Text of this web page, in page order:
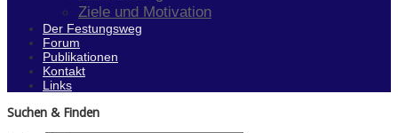
Ziele und Motivation
Der Festungsweg
Forum
Publikationen
Kontakt
Links
Suchen & Finden